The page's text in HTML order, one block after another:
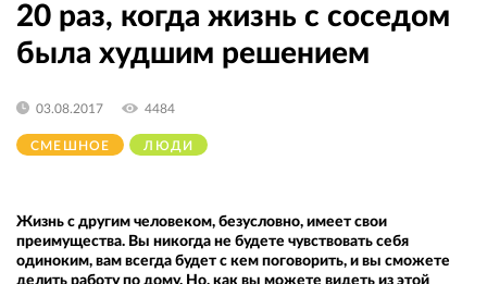
навигации
20 раз, когда жизнь с соседом
была худшим решением
СМЕШНОЕ ЛЮДИ
03.08.2017 4484
Жизнь с другим человеком, безусловно, имеет свои
преимущества. Вы никогда не будете чувствовать себя
одиноким, вам всегда будет с кем поговорить, и вы сможете
делить работу по дому. Но, как вы можете видеть из этой